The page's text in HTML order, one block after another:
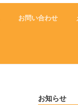
お問い合わせ
お知らせ